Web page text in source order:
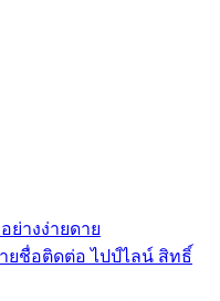
ย่างง่ายดาย
ยชื่อติดต่อ ไปป์ไลน์ สิทธิ์